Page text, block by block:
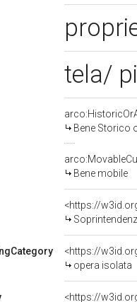
tela/
Bene Storico
Bene mobile
<https://
<https://
opera isolata
<https://